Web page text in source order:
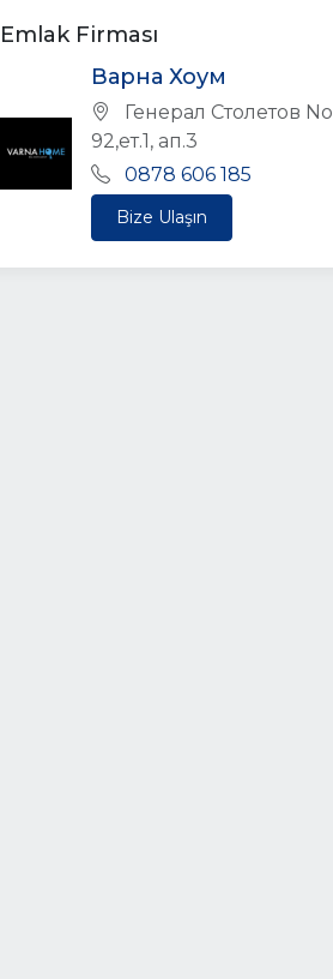
Emlak Firması
Варна Хоум
Генерал Столетов No
92,ет.1, ап.3
0878 606 185
Bize Ulaşın